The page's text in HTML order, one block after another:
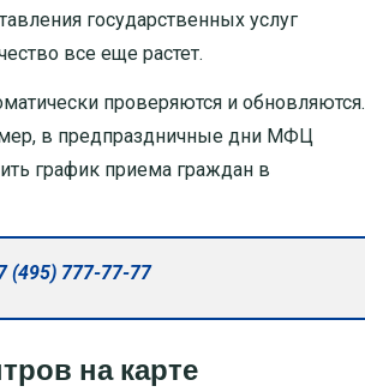
государственных услуг
все еще растет.
проверяются и обновляются.
в предпраздничные дни МФЦ
график приема граждан в
(495) 777-77-77
на карте